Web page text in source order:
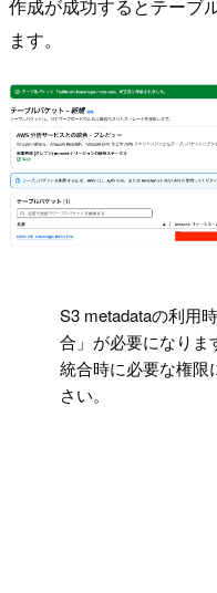
作成が成功するとテーブ
ます。
S3 metadataの利用
合」が必要になりま
統合時に必要な権限
さい。